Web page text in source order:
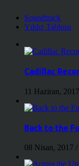
Soundtrack
Yıldız Tablosu
Cadillac
11 Haziran, 2017
Back to the
08 Nisan, 2017 /